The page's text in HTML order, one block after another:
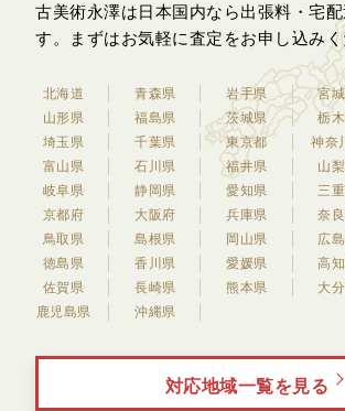
古美術永澤は日本国内なら出張料・宅
す。
まずはお気軽に査定をお申し込みく
北海道 青森県 岩手県 宮
山形県
福島県 茨城県 栃
埼玉県
千葉県 東京都 神奈
富山県
石川県 福井県 山
岐阜県
静岡県 愛知県 三
京都府
大阪府 兵庫県 奈
鳥取県
島根県 岡山県 広
徳島県
香川県 愛媛県 高
佐賀県
長崎県 熊本県 大
鹿児島県
沖縄県
対応地域一覧を見る